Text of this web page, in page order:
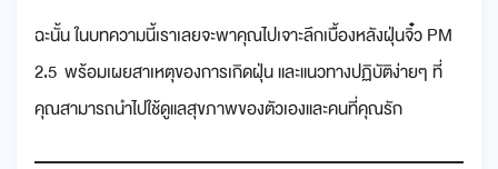
ฉะนั้น ในบทความนี้เราเลยจะพาคุณไปเจาะลึกเบื้องหลังฝุ่นจิ๋ว PM
2.5 พร้อมเผยสาเหตุของการเกิดฝุ่น และแนวทางปฏิบัติง่ายๆ ที่
คุณสามารถนำไปใช้ดูแลสุขภาพของตัวเองและคนที่คุณรัก